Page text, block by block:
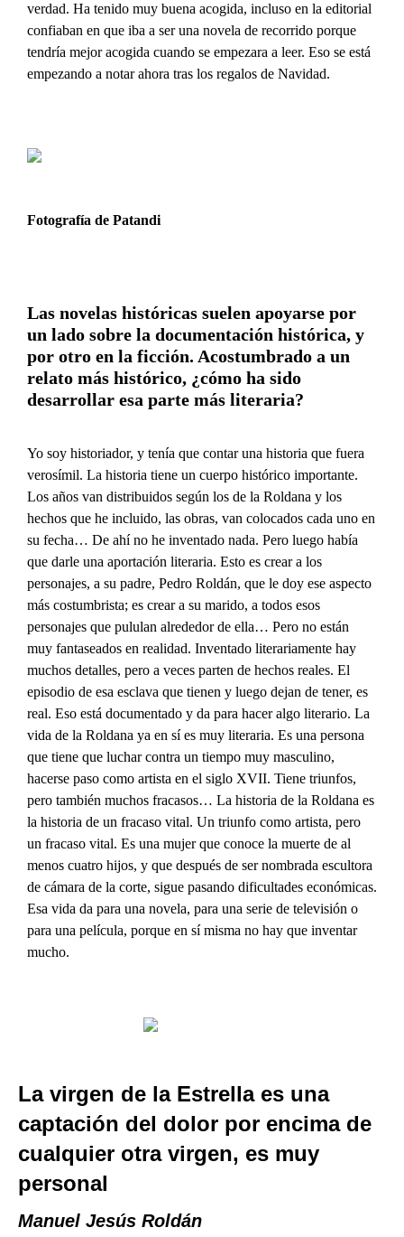
verdad. Ha tenido muy buena acogida, incluso en la editorial
confiaban en que iba a ser una novela de recorrido porque
tendría mejor acogida cuando se empezara a leer. Eso se está
empezando a notar ahora tras los regalos de Navidad.
Fotografía de Patandi
Las novelas históricas suelen apoyarse por
un lado sobre la documentación histórica, y
por otro en la ficción. Acostumbrado a un
relato más histórico, ¿cómo ha sido
desarrollar esa parte más literaria?
Yo soy historiador, y tenía que contar una historia que fuera
verosímil. La historia tiene un cuerpo histórico importante.
Los años van distribuidos según los de la Roldana y los
hechos que he incluido, las obras, van colocados cada uno en
su fecha… De ahí no he inventado nada. Pero luego había
que darle una aportación literaria. Esto es crear a los
personajes, a su padre, Pedro Roldán, que le doy ese aspecto
más costumbrista; es crear a su marido, a todos esos
personajes que pululan alrededor de ella… Pero no están
muy fantaseados en realidad. Inventado literariamente hay
muchos detalles, pero a veces parten de hechos reales. El
episodio de esa esclava que tienen y luego dejan de tener, es
real. Eso está documentado y da para hacer algo literario. La
vida de la Roldana ya en sí es muy literaria. Es una persona
que tiene que luchar contra un tiempo muy masculino,
hacerse paso como artista en el siglo XVII. Tiene triunfos,
pero también muchos fracasos… La historia de la Roldana es
la historia de un fracaso vital. Un triunfo como artista, pero
un fracaso vital. Es una mujer que conoce la muerte de al
menos cuatro hijos, y que después de ser nombrada escultora
de cámara de la corte, sigue pasando dificultades económicas.
Esa vida da para una novela, para una serie de televisión o
para una película, porque en sí misma no hay que inventar
mucho.
La virgen de la Estrella es una
captación del dolor por encima de
cualquier otra virgen, es muy
personal
Manuel Jesús Roldán